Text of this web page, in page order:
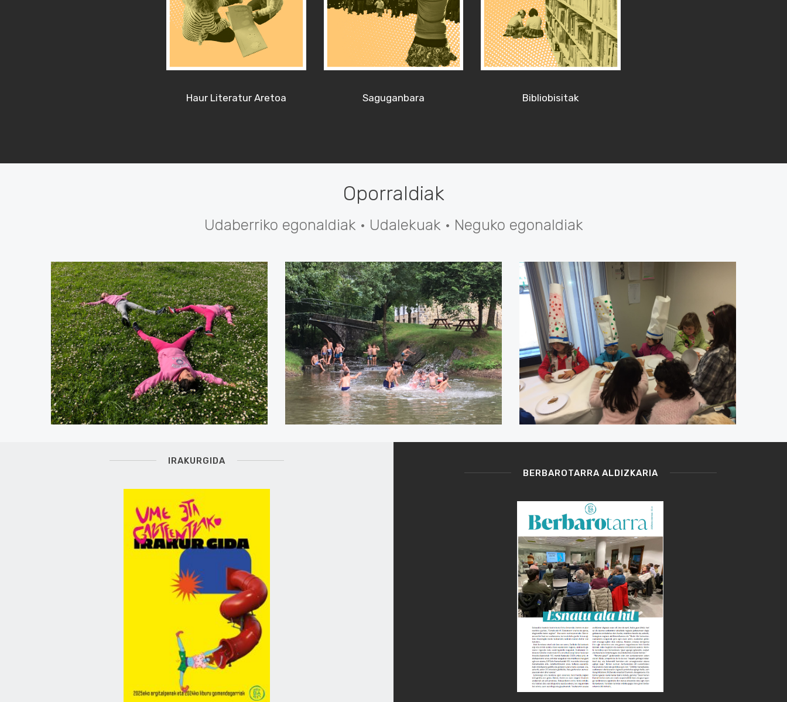
Haur Literatur Aretoa Saguganbara Bibliobisitak
Oporraldiak
Udaberriko egonaldiak · Udalekuak · Neguko egonaldiak
IRAKURGIDA
BERBAROTARRA ALDIZKARIA